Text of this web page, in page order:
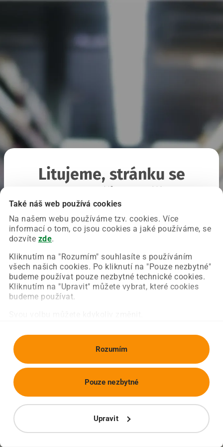
Také náš web používá cookies
Na našem webu používáme tzv. cookies. Více
informací o tom, co jsou cookies a jaké používáme, se
dozvíte zde.
Kliknutím na "Rozumím" souhlasíte s používáním
všech našich cookies. Po kliknutí na "Pouze nezbytné"
budeme používat pouze nezbytné technické cookies.
Kliknutím na "Upravit" můžete vybrat, které cookies
budeme používat.
Rozumím
Upravit
Pouze nezbytné
Litujeme, stránku se
Chyba nastala na naší straně a už ji opravujeme.
Zkuste prosím znovu načíst požadovanou stránku.
Obnovit stránku Úvodní strana